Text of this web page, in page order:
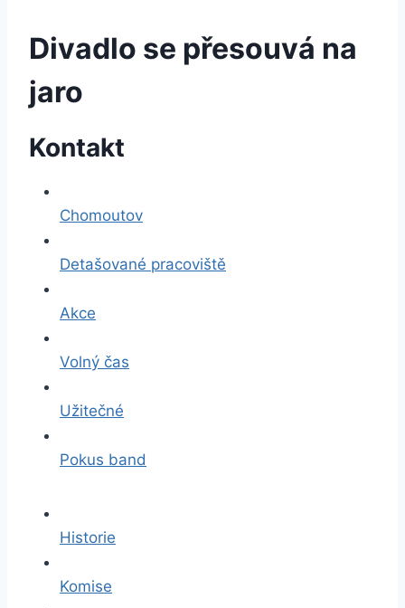
Divadlo se přesouvá na
jaro
Kontakt
Chomoutov
Detašované pracoviště
Akce
Volný čas
Užitečné
Pokus band
Historie
Komise